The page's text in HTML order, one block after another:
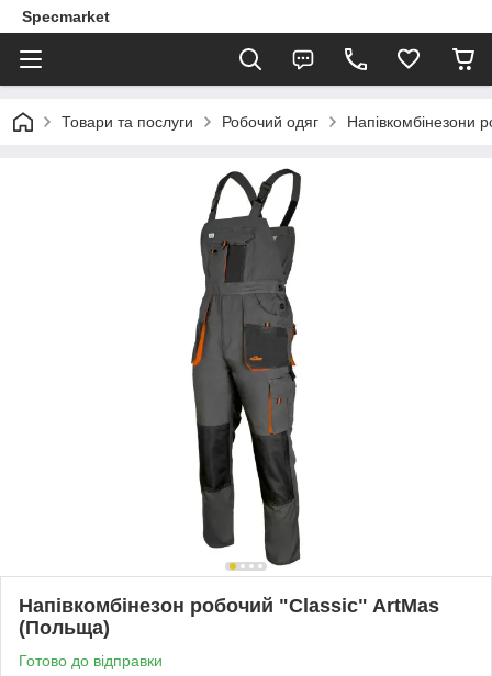
Specmarket
Товари та послуги Робочий одяг Напівкомбінезони
Напівкомбінезон робочий "Classic" ArtMas
(Польща)
Готово до відправки